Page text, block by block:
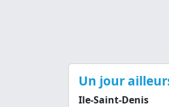
Un jour
Ile-Saint-Denis